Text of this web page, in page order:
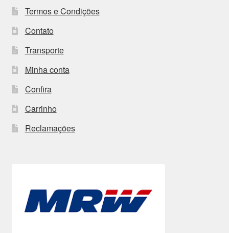
Termos e Condições
Contato
Transporte
Minha conta
Confira
Carrinho
Reclamações